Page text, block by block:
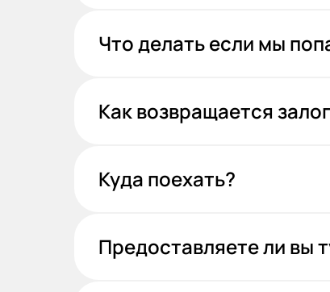
Что делать если мы
Как возвращается
Куда поехать?
Предоставляете ли вы